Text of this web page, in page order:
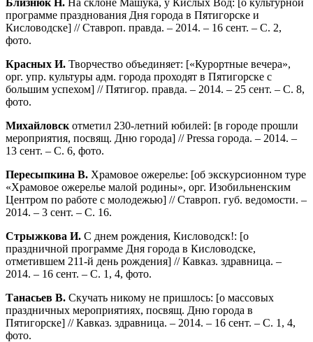
Близнюк Н. На склоне Машука, у Кислых Вод: [о культурной
программе празднования Дня города в Пятигорске и
Кисловодске] // Ставроп. правда. – 2014. – 16 сент. – С. 2,
фото.
Красных И. Творчество объединяет: [«Курортные вечера»,
орг. упр. культуры адм. города проходят в Пятигорске с
большим успехом] // Пятигор. правда. – 2014. – 25 сент. – С. 8,
фото.
Михайловск отметил 230-летний юбилей: [в городе прошли
мероприятия, посвящ. Дню города] // Pressa города. – 2014. –
13 сент. – С. 6, фото.
Пересыпкина В. Храмовое ожерелье: [об экскурсионном туре
«Храмовое ожерелье малой родины», орг. Изобильненским
Центром по работе с молодежью] // Ставроп. губ. ведомости. –
2014. – 3 сент. – С. 16.
Стрыжкова И. С днем рождения, Кисловодск!: [о
праздничной программе Дня города в Кисловодске,
отметившем 211-й день рождения] // Кавказ. здравница. –
2014. – 16 сент. – С. 1, 4, фото.
Танасьев В. Скучать никому не пришлось: [о массовых
праздничных мероприятиях, посвящ. Дню города в
Пятигорске] // Кавказ. здравница. – 2014. – 16 сент. – С. 1, 4,
фото.